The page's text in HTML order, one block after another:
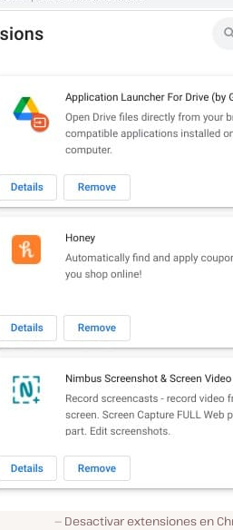
Desactivar extensiones en